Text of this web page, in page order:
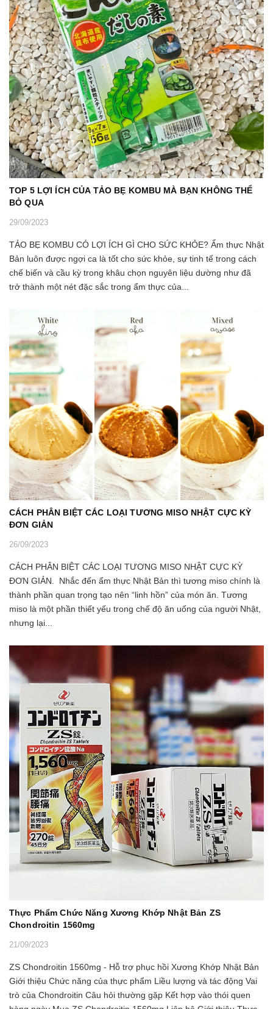
TOP 5 LỢI ÍCH CỦA TẢO BẸ KOMBU MÀ BẠN KHÔNG THỂ
BỎ QUA
29/09/2023
TẢO BẸ KOMBU CÓ LỢI ÍCH GÌ CHO SỨC KHỎE? Ẩm thực Nhật
Bản luôn được ngợi ca là tốt cho sức khỏe, sự tinh tế trong cách
chế biến và cầu kỳ trong khâu chọn nguyên liệu dường như đã
trở thành một nét đặc sắc trong ẩm thực của...
CÁCH PHÂN BIỆT CÁC LOẠI TƯƠNG MISO NHẬT CỰC KỲ
ĐƠN GIẢN
26/09/2023
CÁCH PHÂN BIỆT CÁC LOẠI TƯƠNG MISO NHẬT CỰC KỲ
ĐƠN GIẢN. Nhắc đến ẩm thực Nhật Bản thì tương miso chính là
thành phần quan trọng tạo nên “linh hồn” của món ăn. Tương
miso là một phần thiết yếu trong chế độ ăn uống của người Nhật,
nhưng lại...
Thực Phẩm Chức Năng Xương Khớp Nhật Bản ZS
Chondroitin 1560mg
21/09/2023
ZS Chondroitin 1560mg - Hỗ trợ phục hồi Xương Khớp Nhật Bản
Giới thiệu Chức năng của thực phẩm Liều lượng và tác động Vai
trò của Chondroitin Câu hỏi thường gặp Kết hợp vào thói quen